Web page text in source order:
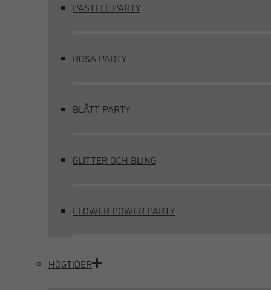
PASTELL PARTY
ROSA PARTY
BLÅTT PARTY
GLITTER OCH BLING
FLOWER POWER PARTY
HÖGTIDER